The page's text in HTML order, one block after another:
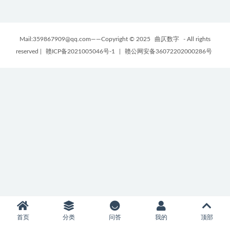
Mail:359867909@qq.com——Copyright © 2025 曲仄数字
- All rights
reserved
赣ICP备2021005046号-1 赣公网安备36072202000286号
首页 分类 问答 我的 顶部